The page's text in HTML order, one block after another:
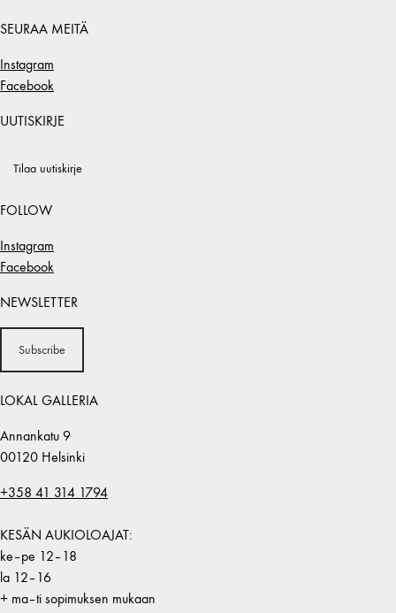
SEURAA MEITÄ
Instagram
Facebook
UUTISKIRJE
Tilaa uutiskirje
FOLLOW
Instagram
Facebook
NEWSLETTER
Subscribe
LOKAL GALLERIA
Annankatu 9
00120 Helsinki
+358 41 314 1794
KESÄN AUKIOLOAJAT:
ke–pe 12–18
la 12–16
+ ma–ti sopimuksen mukaan